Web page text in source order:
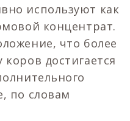
используют как
концентрат.
что более
достигается
по словам